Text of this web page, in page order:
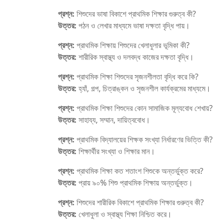
প্রশ্ন: শিশুদের ভাষা বিকাশে প্রাথমিক শিক্ষার গুরুত্ব কী?
উত্তর: পঠন ও লেখার মাধ্যমে ভাষা দক্ষতা বৃদ্ধি পায়।
প্রশ্ন: প্রাথমিক শিক্ষায় শিশুদের খেলাধুলার ভূমিকা কী?
উত্তর: শারীরিক স্বাস্থ্য ও দলবদ্ধ কাজের দক্ষতা বৃদ্ধি।
প্রশ্ন: প্রাথমিক শিক্ষা শিশুদের সৃজনশীলতা বৃদ্ধি করে কি?
উত্তর:হ্যাঁ, গল্প, চিত্রাঙ্কন ও সৃজনশীল কার্যক্রমের মাধ্যমে।
প্রশ্ন: প্রাথমিক শিক্ষা শিশুদের কোন সামাজিক মূল্যবোধ শেখায়?
উত্তর: সাহায্য, সম্মান, দায়িত্ববোধ।
প্রশ্ন: প্রাথমিক বিদ্যালয়ের শিক্ষক সংখ্যা নির্ধারণের ভিত্তি কী?
উত্তর: শিক্ষার্থীর সংখ্যা ও শিক্ষার মান।
প্রশ্ন: প্রাথমিক শিক্ষা কত শতাংশ শিশুকে অন্তর্ভুক্ত করে?
উত্তর: প্রায় ৯০% শিশু প্রাথমিক শিক্ষায় অন্তর্ভুক্ত।
প্রশ্ন: শিশুদের শারীরিক বিকাশে প্রাথমিক শিক্ষার গুরুত্ব কী?
উত্তর: খেলাধুলা ও স্বাস্থ্য শিক্ষা নিশ্চিত করে।